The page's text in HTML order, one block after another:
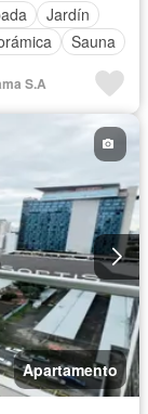
Jardín
Sauna
S.A
Apartamento